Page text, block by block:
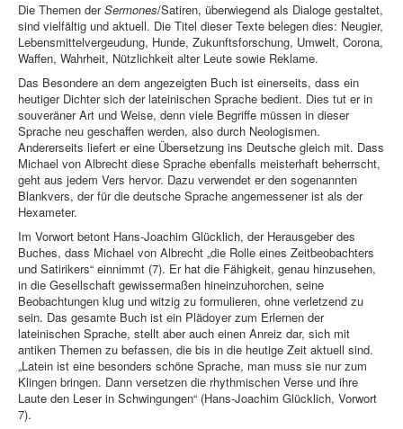
Die Themen derSermones/Satiren, überwiegend als Dialoge gestaltet,
sind vielfältig und aktuell. Die Titel dieser Texte belegen dies: Neugier,
Lebensmittelvergeudung, Hunde, Zukunftsforschung, Umwelt, Corona,
Waffen, Wahrheit, Nützlichkeit alter Leute sowie Reklame.
Das Besondere an dem angezeigten Buch ist einerseits, dass ein
heutiger Dichter sich der lateinischen Sprache bedient. Dies tut er in
souveräner Art und Weise, denn viele Begriffe müssen in dieser
Sprache neu geschaffen werden, also durch Neologismen.
Andererseits liefert er eine Übersetzung ins Deutsche gleich mit. Dass
Michael von Albrecht diese Sprache ebenfalls meisterhaft beherrscht,
geht aus jedem Vers hervor. Dazu verwendet er den sogenannten
Blankvers, der für die deutsche Sprache angemessener ist als der
Hexameter.
Im Vorwort betont Hans-Joachim Glücklich, der Herausgeber des
Buches, dass Michael von Albrecht „die Rolle eines Zeitbeobachters
und Satirikers“ einnimmt (7). Er hat die Fähigkeit, genau hinzusehen,
in die Gesellschaft gewissermaßen hineinzuhorchen, seine
Beobachtungen klug und witzig zu formulieren, ohne verletzend zu
sein. Das gesamte Buch ist ein Plädoyer zum Erlernen der
lateinischen Sprache, stellt aber auch einen Anreiz dar, sich mit
antiken Themen zu befassen, die bis in die heutige Zeit aktuell sind.
„Latein ist eine besonders schöne Sprache, man muss sie nur zum
Klingen bringen. Dann versetzen die rhythmischen Verse und ihre
Laute den Leser in Schwingungen“ (Hans-Joachim Glücklich, Vorwort
7).